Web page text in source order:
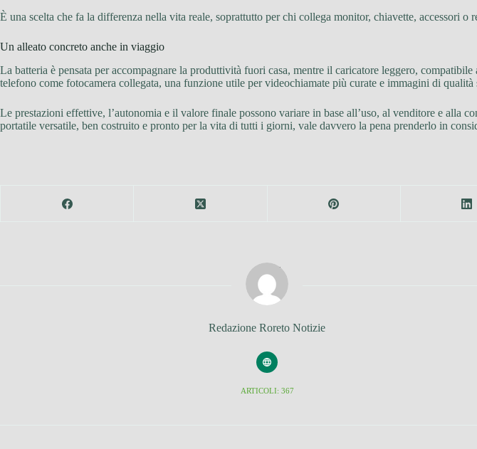
È una scelta che fa la differenza nella vita reale, soprattutto per chi collega monitor, chiavette, accessori o
Un alleato concreto anche in viaggio
La batteria è pensata per accompagnare la produttività fuori casa, mentre il caricatore leggero,
telefono come fotocamera collegata, una funzione utile per videochiamate più curate e immagini di qualità
Le prestazioni effettive, l’autonomia e il valore finale possono variare in base all’uso, al venditore e alla
portatile versatile, ben costruito e pronto per la vita di tutti i giorni, vale davvero la pena prenderlo in
Redazione Roreto Notizie
ARTICOLI: 367